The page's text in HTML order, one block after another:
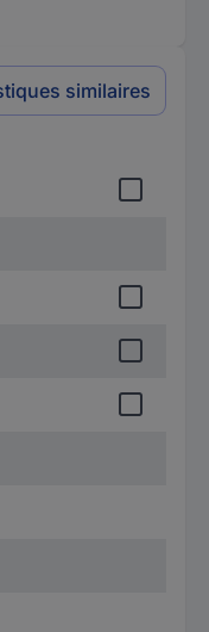
similaires